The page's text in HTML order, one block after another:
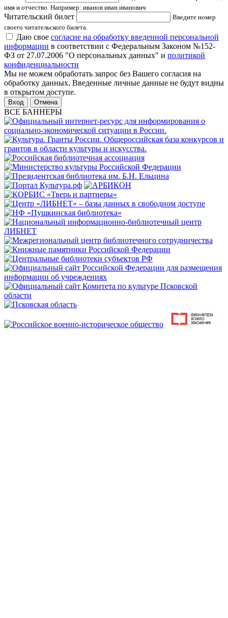
имя и отчество. Например: иванов иван иванович
Читательский билет
Введите номер
своего читательского билета.
Даю свое согласие на обработку введенной персональной
информации в соответствии с Федеральным Законом №152-
ФЗ от 27.07.2006 "О персональных данных" и политикой
конфиденциальности
Мы не можем обработать запрос без Вашего согласия на
обработку данных. Введенные личные данные не будут видны
в открытом доступе.
Отмена
ВСЕ БАННЕРЫ